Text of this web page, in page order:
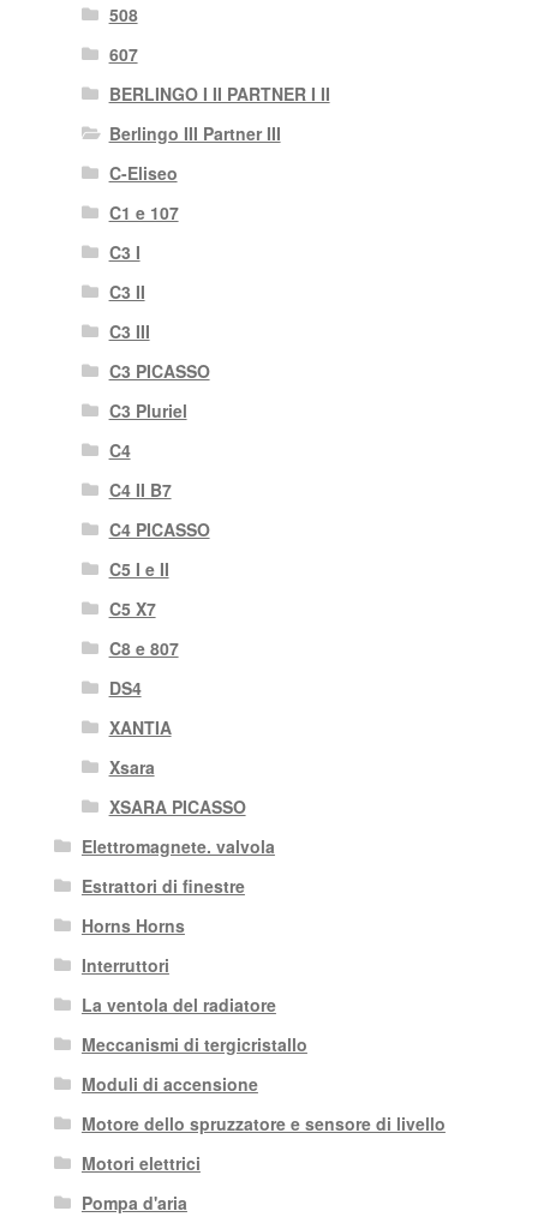
508
607
BERLINGO I II PARTNER I II
Berlingo III Partner III
C-Eliseo
C1 e 107
C3 I
C3 II
C3 III
C3 PICASSO
C3 Pluriel
C4
C4 II B7
C4 PICASSO
C5 I e II
C5 X7
C8 e 807
DS4
XANTIA
Xsara
XSARA PICASSO
Elettromagnete. valvola
Estrattori di finestre
Horns Horns
Interruttori
La ventola del radiatore
Meccanismi di tergicristallo
Moduli di accensione
Motore dello spruzzatore e sensore di livello
Motori elettrici
Pompa d'aria